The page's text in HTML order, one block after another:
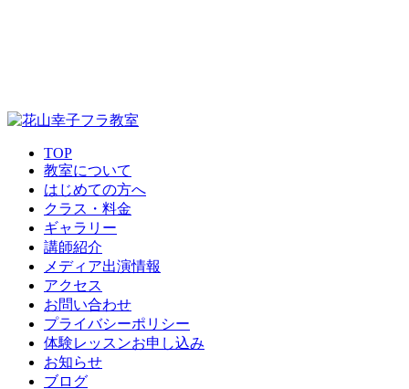
TOP
教室について
はじめての方へ
クラス・料金
ギャラリー
講師紹介
メディア出演情報
アクセス
お問い合わせ
プライバシーポリシー
体験レッスンお申し込み
お知らせ
ブログ